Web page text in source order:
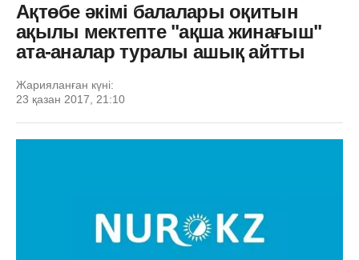
Ақтөбе әкімі балалары оқитын
ақылы мектепте "ақша жинағыш"
ата-аналар туралы ашық айтты
Жарияланған күні:
23 қазан 2017, 21:10